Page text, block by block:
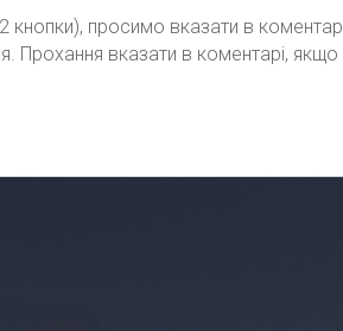
просимо вказати в
Прохання вказати в коментарі,